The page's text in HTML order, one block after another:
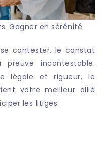
Gagner en sérénité.
contester, le constat
incontestable.
légale et rigueur, le
votre meilleur allié
les litiges.